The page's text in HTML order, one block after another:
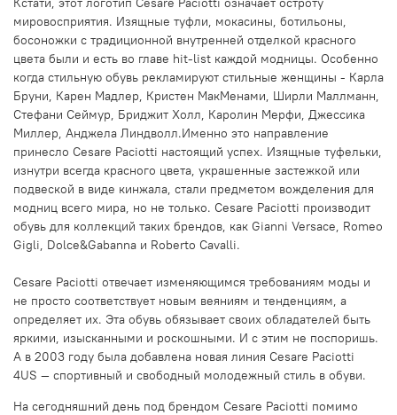
мировосприятия. Изящные туфли, мокасины, ботильоны,
босоножки с традиционной внутренней отделкой красного
цвета были и есть во главе hit-list каждой модницы. Особенно
когда стильную обувь рекламируют стильные женщины - Карла
Бруни, Карен Мадлер, Кристен МакМенами, Ширли Маллманн,
Стефани Сеймур, Бриджит Холл, Каролин Мерфи, Джессика
Миллер, Анджела Линдволл.Именно это направление
принесло Cesare Paciotti настоящий успех. Изящные туфельки,
изнутри всегда красного цвета, украшенные застежкой или
подвеской в виде кинжала, стали предметом вожделения для
модниц всего мира, но не только. Cesare Paciotti производит
обувь для коллекций таких брендов, как Gianni Versace, Romeo
Gigli, Dolce&Gabanna и Roberto Cavalli.
Cesare Paciotti отвечает изменяющимся требованиям моды и
не просто соответствует новым веяниям и тенденциям, а
определяет их. Эта обувь обязывает своих обладателей быть
яркими, изысканными и роскошными. И с этим не поспоришь.
А в 2003 году была добавлена новая линия Cesare Paciotti
4US — спортивный и свободный молодежный стиль в обуви.
На сегодняшний день под брендом Cesare Paciotti помимо